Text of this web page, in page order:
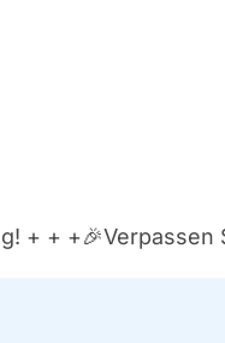
+ + +🎉Ver­pas­sen